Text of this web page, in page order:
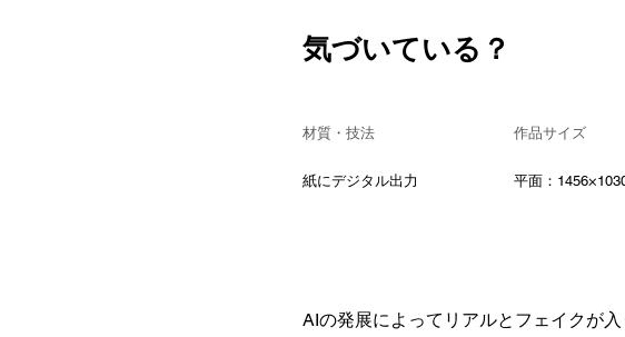
気づいている？
材質・技法
紙にデジタル出力
作品サイズ
平面：
AIの発展によってリアルとフェイクが入